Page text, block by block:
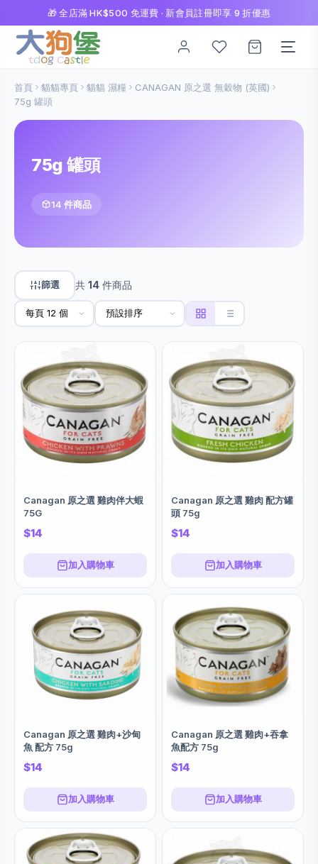
🎁 全店滿 HK$500 免運費 · 新會員註冊即享 9 折優惠
首頁 貓貓專頁 貓貓 濕糧
CANAGAN 原之選 無穀物 (英國)
75g 罐頭
75g 罐頭
14 件商品
篩選 共 14 件商品
Canagan 原之選 雞肉伴大蝦
75G
$14
加入購物車
Canagan 原之選 雞肉 配方罐
頭 75g
$14
加入購物車
Canagan 原之選 雞肉+沙甸
魚 配方 75g
$14
加入購物車
Canagan 原之選 雞肉+吞拿
魚配方 75g
$14
加入購物車